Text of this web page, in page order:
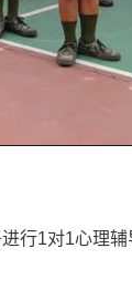
行1对1心理